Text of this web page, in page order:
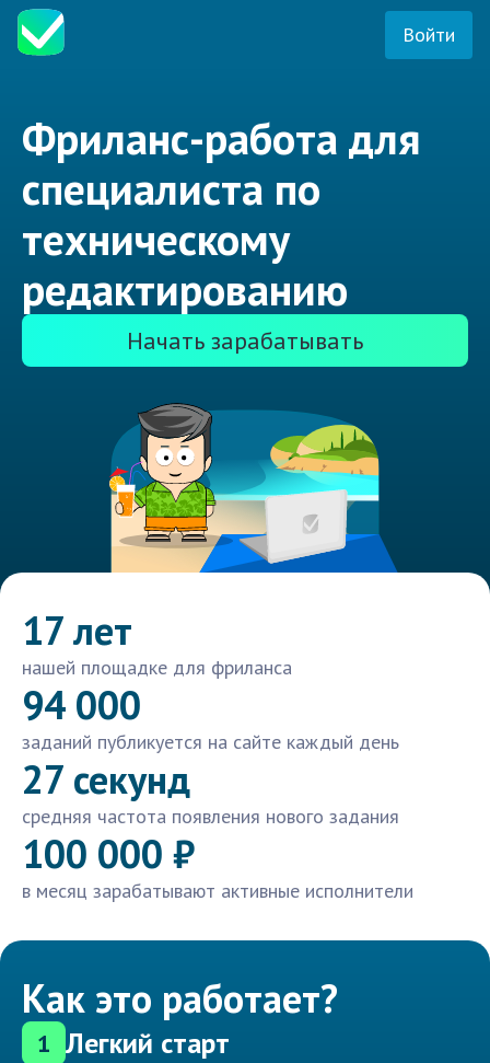
Войти
Фриланс-работа для
специалиста по
техническому
редактированию
Начать зарабатывать
17 лет
нашей площадке для фриланса
94 000
заданий публикуется на сайте каждый день
27 секунд
средняя частота появления нового задания
100 000 ₽
в месяц зарабатывают активные исполнители
Как это работает?
1 Легкий старт